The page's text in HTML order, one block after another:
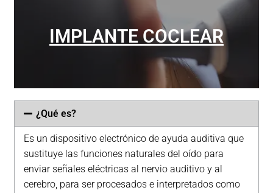
IMPLANTE COCLEAR
CONÓCE TODO SOBRE
EL TEMA
¿Qué es?
Es un dispositivo electrónico de ayuda auditiva que
sustituye las funciones naturales del oído para
enviar señales eléctricas al nervio auditivo y al
cerebro, para ser procesados e interpretados como